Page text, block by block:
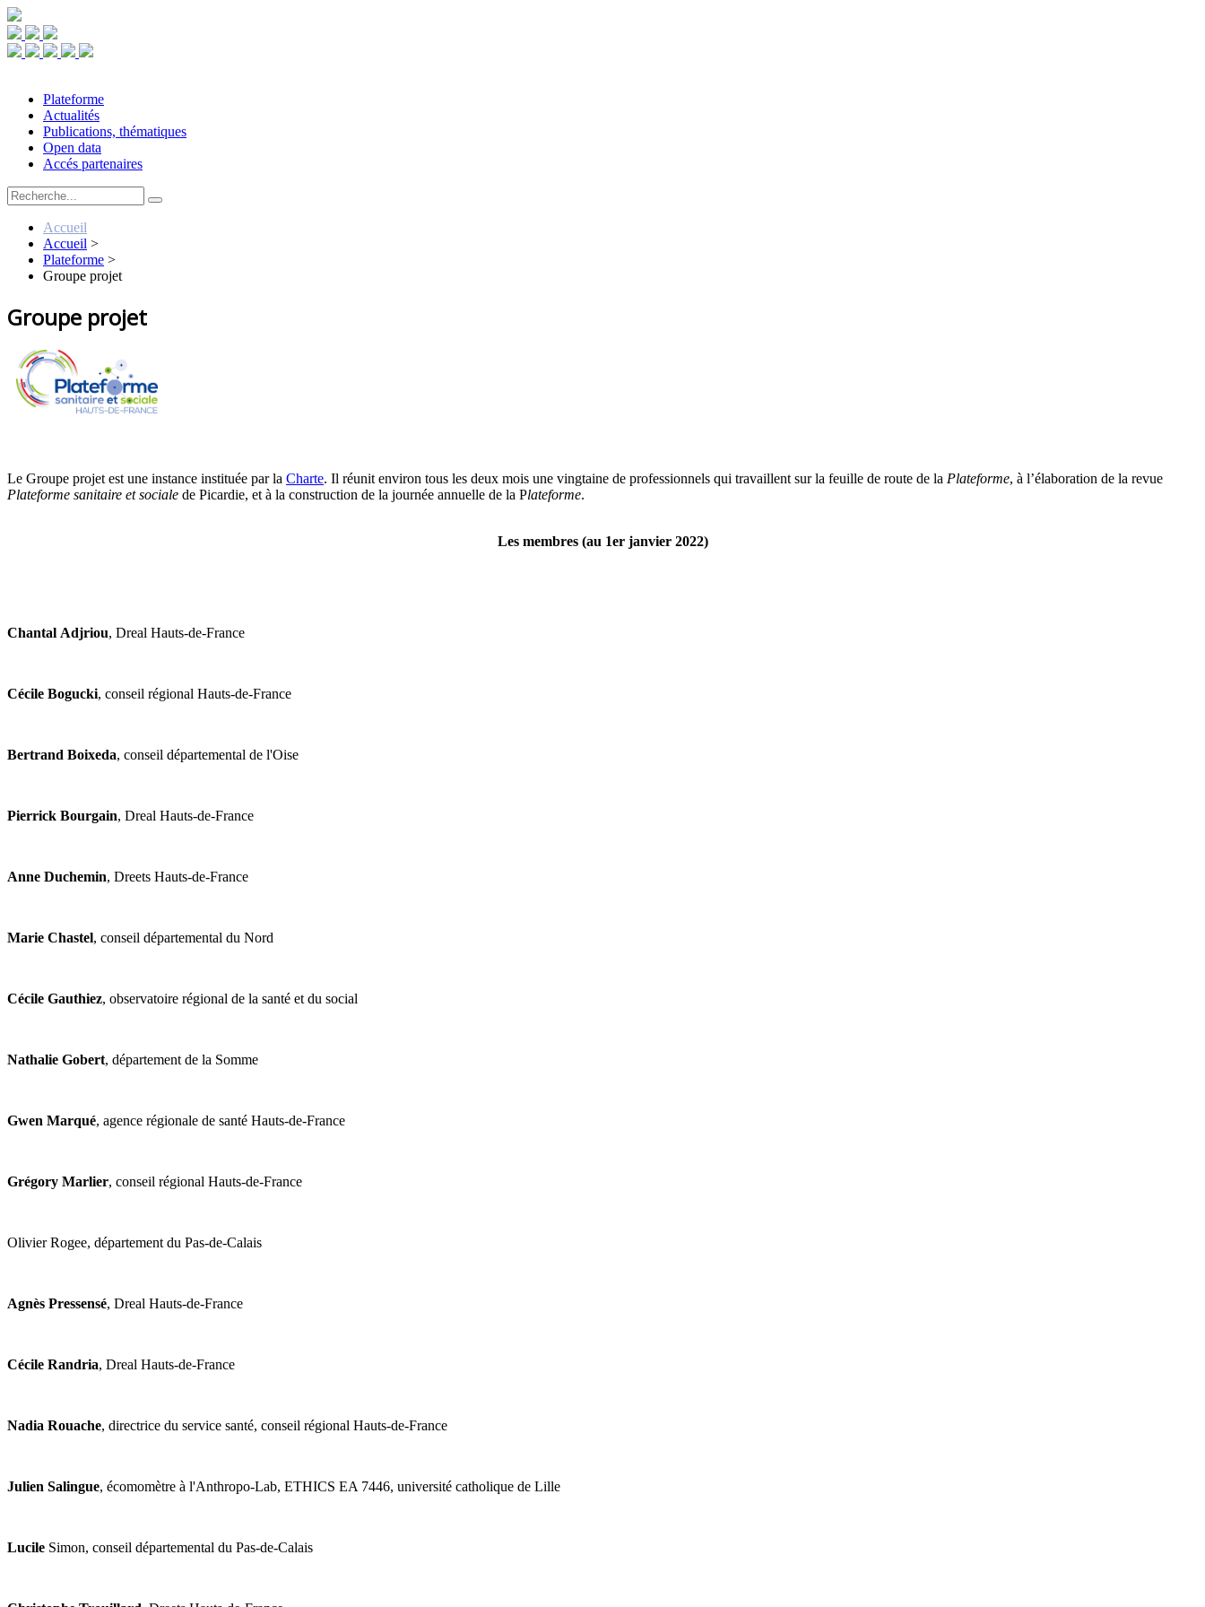
Plateforme
Actualités
Publications, thématiques
Open data
Accés partenaires
Accueil
Accueil >
Plateforme >
Groupe projet
Groupe projet
Le Groupe projet est une instance instituée par la Charte. Il réunit environ tous les deux mois une vingtaine de professionnels qui travaillent sur la feuille de route de la Plateforme, à l’élaboration de la revue
Plateforme sanitaire et sociale de Picardie, et à la construction de la journée annuelle de la Plateforme.
Les membres (au 1er janvier 2022)
Chantal Adjriou, Dreal Hauts-de-France
Cécile Bogucki, conseil régional Hauts-de-France
Bertrand Boixeda, conseil départemental de l'Oise
Pierrick Bourgain, Dreal Hauts-de-France
Anne Duchemin, Dreets Hauts-de-France
Marie Chastel, conseil départemental du Nord
Cécile Gauthiez, observatoire régional de la santé et du social
Nathalie Gobert, département de la Somme
Gwen Marqué, agence régionale de santé Hauts-de-France
Grégory Marlier, conseil régional Hauts-de-France
Olivier Rogee, département du Pas-de-Calais
Agnès Pressensé, Dreal Hauts-de-France
Cécile Randria, Dreal Hauts-de-France
Nadia Rouache, directrice du service santé, conseil régional Hauts-de-France
Julien Salingue, écomomètre à l'Anthropo-Lab, ETHICS EA 7446, université catholique de Lille
Lucile Simon, conseil départemental du Pas-de-Calais